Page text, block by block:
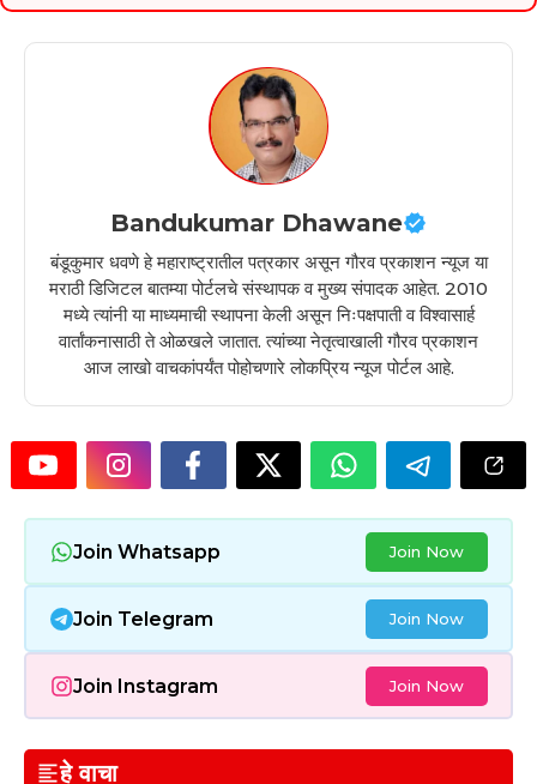
Bandukumar Dhawane
बंडूकुमार धवणे हे महाराष्ट्रातील पत्रकार असून गौरव प्रकाशन न्यूज या
मराठी डिजिटल बातम्या पोर्टलचे संस्थापक व मुख्य संपादक आहेत. 2010
मध्ये त्यांनी या माध्यमाची स्थापना केली असून निःपक्षपाती व विश्वासार्ह
वार्तांकनासाठी ते ओळखले जातात. त्यांच्या नेतृत्वाखाली गौरव प्रकाशन
आज लाखो वाचकांपर्यंत पोहोचणारे लोकप्रिय न्यूज पोर्टल आहे.
Join Whatsapp Join Now
Join Telegram Join Now
Join Instagram Join Now
हे वाचा